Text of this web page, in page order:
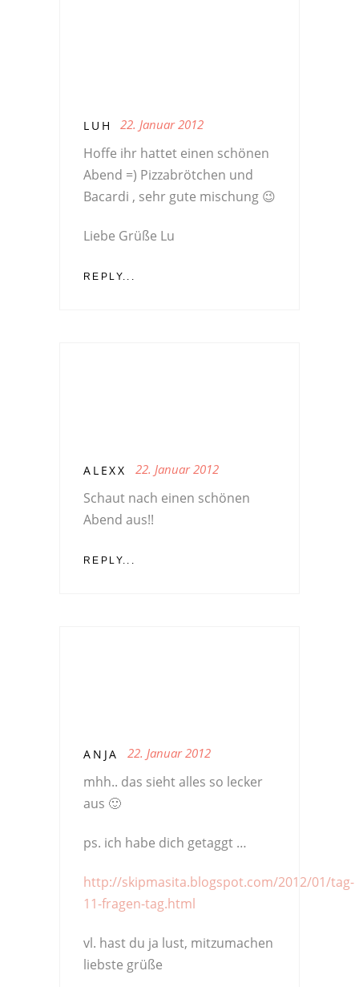
LUH 22. Januar 2012
Hoffe ihr hattet einen schönen
Abend =) Pizzabrötchen und
Bacardi , sehr gute mischung 😉
Liebe Grüße Lu
REPLY...
ALEXX 22. Januar 2012
Schaut nach einen schönen
Abend aus!!
REPLY...
ANJA 22. Januar 2012
mhh.. das sieht alles so lecker
aus 🙂
ps. ich habe dich getaggt …
http://skipmasita.blogspot.com/2012/01/tag-
11-fragen-tag.html
vl. hast du ja lust, mitzumachen
liebste grüße